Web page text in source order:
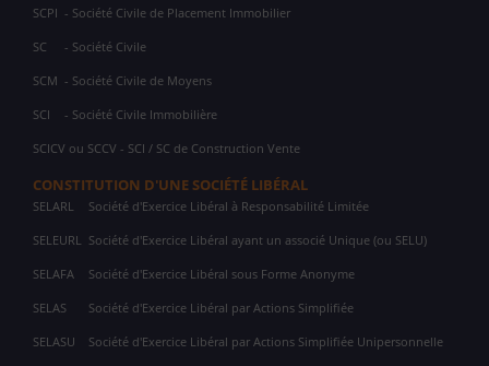
SCPI - Société Civile de Placement Immobilier
SC - Société Civile
SCM - Société Civile de Moyens
SCI - Société Civile Immobilière
SCICV ou SCCV - SCI / SC de Construction Vente
CONSTITUTION D'UNE SOCIÉTÉ LIBÉRAL
SELARL Société d'Exercice Libéral à Responsabilité Limitée
SELEURL Société d'Exercice Libéral ayant un associé Unique (ou SELU)
SELAFA Société d'Exercice Libéral sous Forme Anonyme
SELAS Société d'Exercice Libéral par Actions Simplifiée
SELASU Société d'Exercice Libéral par Actions Simplifiée Unipersonnelle